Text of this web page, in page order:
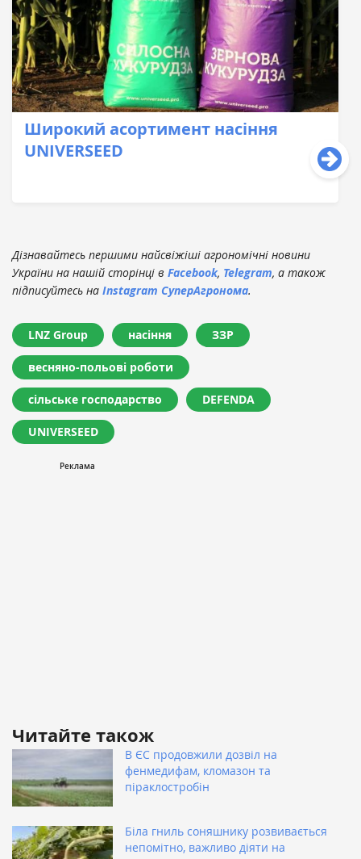
Широкий асортимент насіння
UNIVERSEED
Дізнавайтесь першими найсвіжіші агрономічні новини
України на нашій сторінці в Facebook, Telegram, а також
підписуйтесь на Instagram СуперАгронома.
LNZ Group насіння ЗЗР
весняно-польові роботи
сільське господарство DEFENDA
UNIVERSEED
Читайте також
В ЄС продовжили дозвіл на
фенмедифам, кломазон та
піраклостробін
Біла гниль соняшнику розвивається
непомітно, важливо діяти на